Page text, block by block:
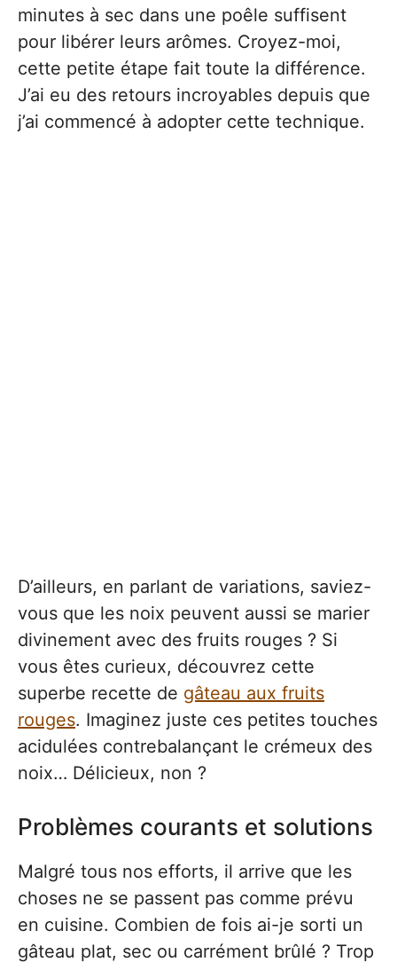
minutes à sec dans une poêle suffisent
pour libérer leurs arômes. Croyez-moi,
cette petite étape fait toute la différence.
J’ai eu des retours incroyables depuis que
j’ai commencé à adopter cette technique.
D’ailleurs, en parlant de variations, saviez-
vous que les noix peuvent aussi se marier
divinement avec des fruits rouges ? Si
vous êtes curieux, découvrez cette
superbe recette de gâteau aux fruits
rouges. Imaginez juste ces petites touches
acidulées contrebalançant le crémeux des
noix… Délicieux, non ?
Problèmes courants et solutions
Malgré tous nos efforts, il arrive que les
choses ne se passent pas comme prévu
en cuisine. Combien de fois ai-je sorti un
gâteau plat, sec ou carrément brûlé ? Trop